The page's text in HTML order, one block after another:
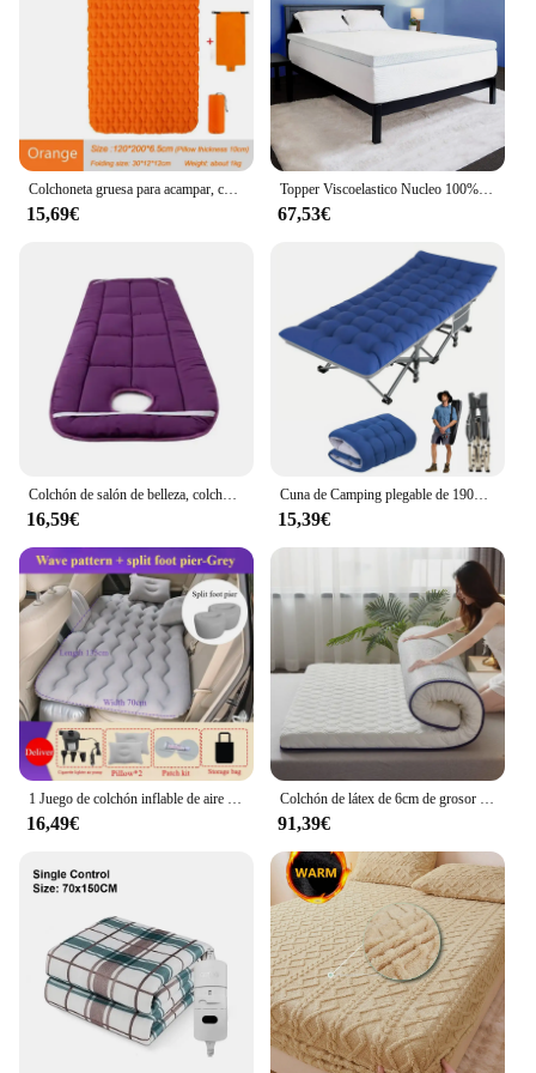
15,69€
Topper Viscoelastico Nucleo 100% Viscoelastica Fabricado en España Alivia Tensiones Musculares Sobrecolchon Desenfundable y Lavable Transpirable y Antiacaros
67,53€
16,59€
Cuna de Camping plegable de 190x71cm para adultos, cuna portátil con colchón, cama de cuna resistente al aire libre para campamento con bolsa de transporte
15,39€
1 Juego de colchón inflable de aire para coche, cama de viaje de 135x70cm, asiento trasero de coche, colchón para maletero, cama de aire, estera de camping, cama enrollable para coche
16,49€
Colchón de látex de 6cm de grosor para el hogar, dormitorio de estudiantes, cama individual suave
91,39€